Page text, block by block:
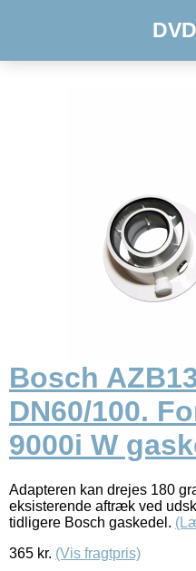
Bosch
DN60/100.
9000i W
Adapteren kan drejes 180
eksisterende aftræk ved
tidligere Bosch gaskedel.
365 kr. (Vis fragtpris)